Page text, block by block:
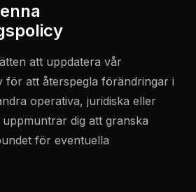
att uppdatera vår
för att återspegla förändringar i
operativa, juridiska eller
uppmuntrar dig att granska
för eventuella